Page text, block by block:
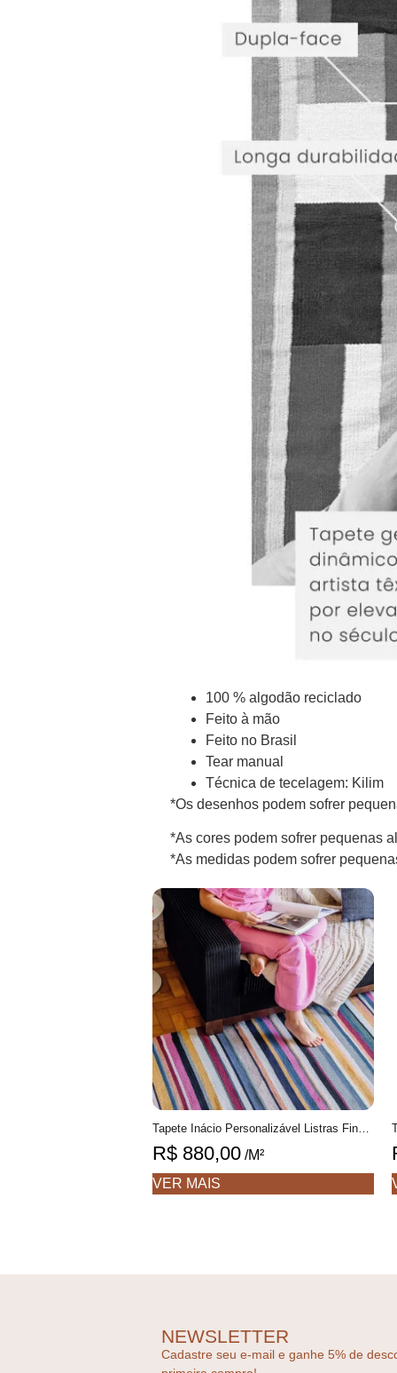
100 % algodão reciclado
Feito à mão
Feito no Brasil
Tear manual
Técnica de tecelagem: Kilim
*Os desenhos podem sofrer
*As cores podem sofrer pequenas
*As medidas podem sofrer
R$ 880,00 /M²
VER MAIS
NEWSLETTER
Cadastre seu e-mail e ganhe 5% de